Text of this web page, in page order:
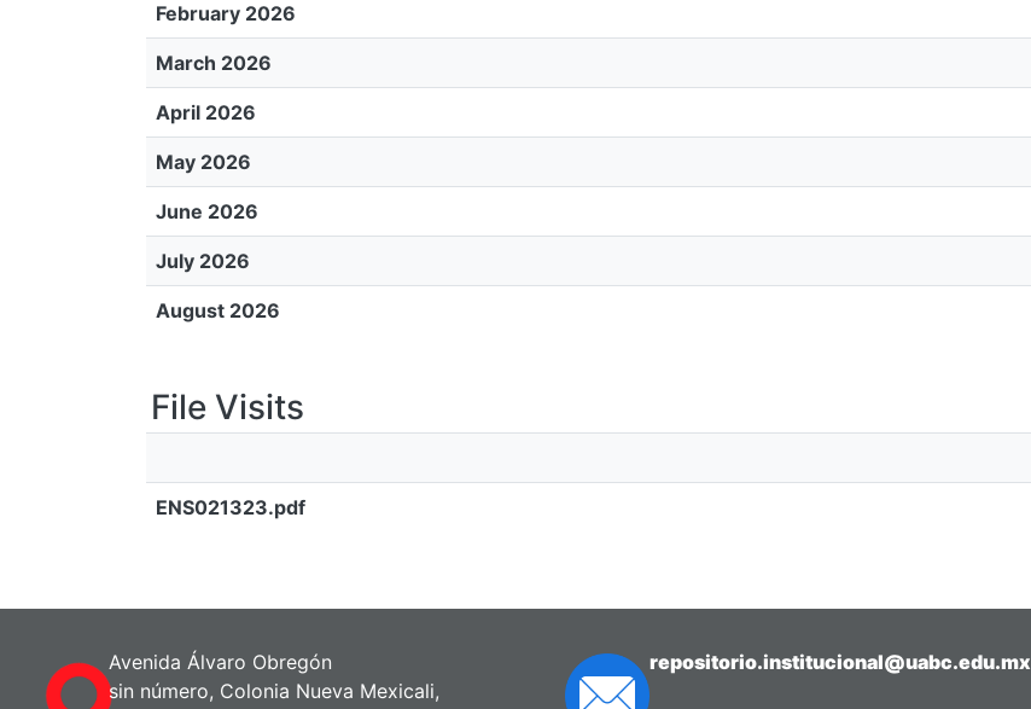
February 2026
March 2026
April 2026
May 2026
June 2026
July 2026
August 2026
File Visits
ENS021323.pdf
Avenida Álvaro Obregón
sin número, Colonia Nueva Mexicali,
repositorio.institucional@uabc.edu.mx